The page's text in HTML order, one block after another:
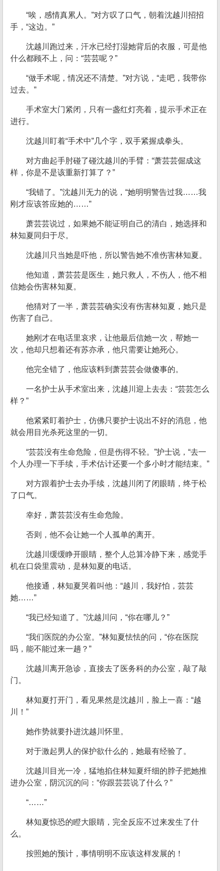
“唉，感情真累人。”对方叹了口气，朝着沈越川招招
手，“这边。”
沈越川跑过来，汗水已经打湿她背后的衣服，可是他
什么都顾不上，问：“芸芸呢？”
“做手术呢，情况还不清楚。”对方说，“走吧，我带你
过去。”
手术室大门紧闭，只有一盏红灯亮着，提示手术正在
进行。
沈越川盯着“手术中”几个字，双手紧握成拳头。
对方曲起手肘碰了碰沈越川的手臂：“萧芸芸倔成这
样，你是不是该重新打算了？”
“我错了。”沈越川无力的说，“她明明警告过我……我
刚才应该答应她的……”
萧芸芸说过，如果她不能证明自己的清白，她选择和
林知夏同归于尽。
沈越川只当她是吓他，所以警告她不准伤害林知夏。
他知道，萧芸芸是医生，她只救人，不伤人，他不相
信她会伤害林知夏。
他猜对了一半，萧芸芸确实没有伤害林知夏，她只是
伤害了自己。
她刚才在电话里哀求，让他最后信她一次，帮她一
次，他却只想着还有苏亦承，他只需要让她死心。
他完全错了，他应该料到萧芸芸会做傻事的。
一名护士从手术室出来，沈越川迎上去去：“芸芸怎么
样？”
他紧紧盯着护士，仿佛只要护士说出不好的消息，他
就会用目光杀死这里的一切。
“芸芸没有生命危险，但是伤得不轻。”护士说，“去一
个人办理一下手续，手术估计还要一个多小时才能结束。”
对方跟着护士去办手续，沈越川闭了闭眼睛，终于松
了口气。
幸好，萧芸芸没有生命危险。
否则，他不会让她一个人孤单的离开。
沈越川缓缓睁开眼睛，整个人总算冷静下来，感觉手
机在口袋里震动，是林知夏的电话。
他接通，林知夏哭着叫他：“越川，我好怕，芸芸
她……”
“我已经知道了。”沈越川问，“你在哪儿？”
“我们医院的办公室。”林知夏怯怯的问，“你在医院
吗，能不能过来一趟？”
沈越川离开急诊，直接去了医务科的办公室，敲了敲
门。
林知夏打开门，看见果然是沈越川，脸上一喜：“越
川！”
她作势就要扑进沈越川怀里。
对于激起男人的保护欲什么的，她最有经验了。
沈越川目光一冷，猛地掐住林知夏纤细的脖子把她推
进办公室，阴沉沉的问：“你跟芸芸说了什么？”
“……”
林知夏惊恐的瞪大眼睛，完全反应不过来发生了什
么。
按照她的预计，事情明明不应该这样发展的！